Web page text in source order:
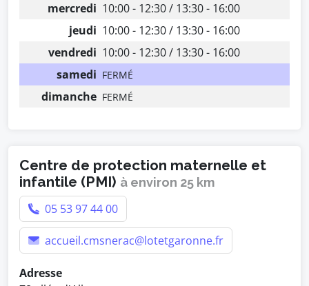
mercredi 10:00 - 12:30 / 13:30 - 16:00
jeudi 10:00 - 12:30 / 13:30 - 16:00
vendredi 10:00 - 12:30 / 13:30 - 16:00
samedi FERMÉ
dimanche FERMÉ
Centre de protection maternelle et
infantile (PMI) à environ 25 km
05 53 97 44 00
accueil.cmsnerac@lotetgaronne.fr
Adresse